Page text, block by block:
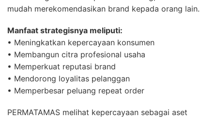
mudah merekomendasikan brand kepada orang lain.
Manfaat strategisnya meliputi:
• Meningkatkan kepercayaan konsumen
• Membangun citra profesional usaha
• Memperkuat reputasi brand
• Mendorong loyalitas pelanggan
• Memperbesar peluang repeat order
PERMATAMAS melihat kepercayaan sebagai aset